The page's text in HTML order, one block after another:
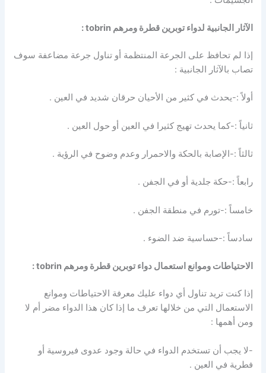
الآثار الجانبية لدواء توبرين قطرة ومرهم tobrin :
إذا لم تحافظ على الجرعة المنتظمة أو تناول جرعة مضاعفة سوف
تصاب بالآثار الجانبية :
أولاً :-يحدث في كثير من الأحيان حرقان شديد في العين .
ثانياً :-كما يحدث تهيج كثيرا في العين أو حول العين .
ثالثاً :-الإصابة بالحكة والاحمرار وعدم وضوح في الرؤية .
رابعاً :-حكة جلدية أو في الجفن .
خامساً :-تورم في منطقة الجفن .
سادساً :-حساسية ضد الضوء .
الاحتياطات وموانع استعمال دواء توبرين قطرة ومرهم tobrin :
إذا كنت تريد تناول أي دواء عليك معرفة الاحتياطات وموانع
الاستعمال التي من خلالها تعرف ما إذا كان هذا الدواء مضر أم لا
ومن أهمها :
-لا يجب أن تستخدم الدواء في حالة وجود عدوى فيروسية أو
فطرية في العين .